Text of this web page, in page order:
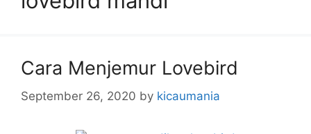
Cara Menjemur Lovebird
September 26, 2020 by kicaumania